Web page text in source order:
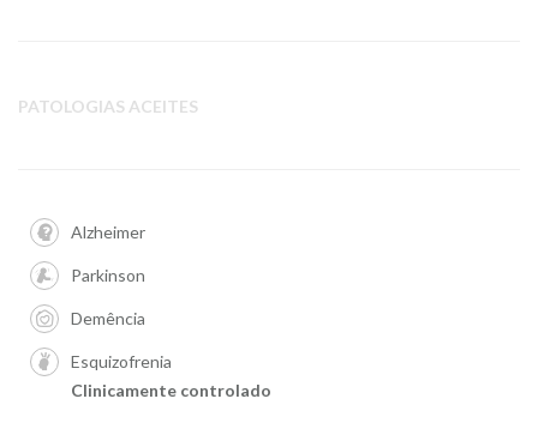
PATOLOGIAS ACEITES
Alzheimer
Parkinson
Demência
Esquizofrenia
Clinicamente controlado